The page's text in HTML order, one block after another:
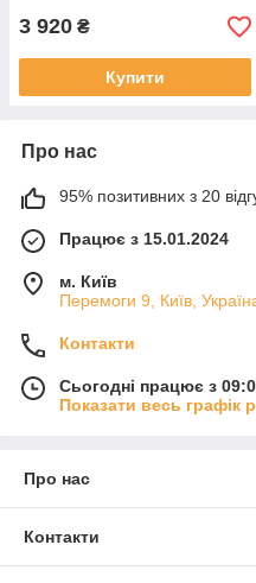
3 920 ₴
Купити
Про нас
95% позитивних з 20
Працює з 15.01.2024
м. Київ
Перемоги 9, Київ,
Контакти
Сьогодні працює з
Показати весь графік
Про нас
Контакти